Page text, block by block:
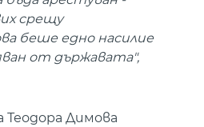
срещу
беше едно насилие
от държавата",
Димова